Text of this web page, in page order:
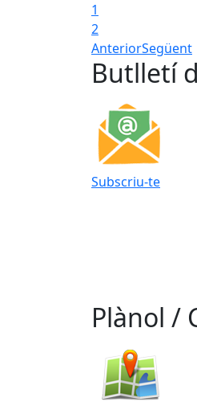
1
2
AnteriorSegüent
Butlletí
Subscriu-te
Plànol /